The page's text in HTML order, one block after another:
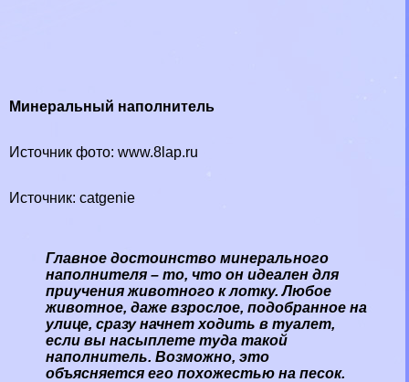
Минеральный наполнитель
Источник фото: www.8lap.ru
Источник: catgenie
Главное достоинство минерального
наполнителя – то, что он идеален для
приучения животного к лотку. Любое
животное, даже взрослое, подобранное на
улице, сразу начнет ходить в туалет,
если вы насыплете туда такой
наполнитель. Возможно, это
объясняется его похожестью на песок.